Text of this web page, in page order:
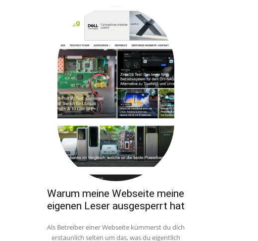
Warum meine Webseite meine
eigenen Leser ausgesperrt hat
Als Betreiber einer Webseite kümmerst du dich
erstaunlich selten um das, was du eigentlich